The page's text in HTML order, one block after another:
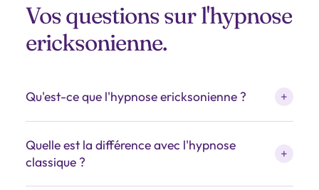
Vos questions sur l'hypnose
ericksonienne.
Qu'est-ce que l'hypnose ericksonienne ? +
développée parMilton Erickson, psychiatre
américain. Elle se distingue de l'hypnose
Quelle est la différence avec l'hypnose
classique ?
+